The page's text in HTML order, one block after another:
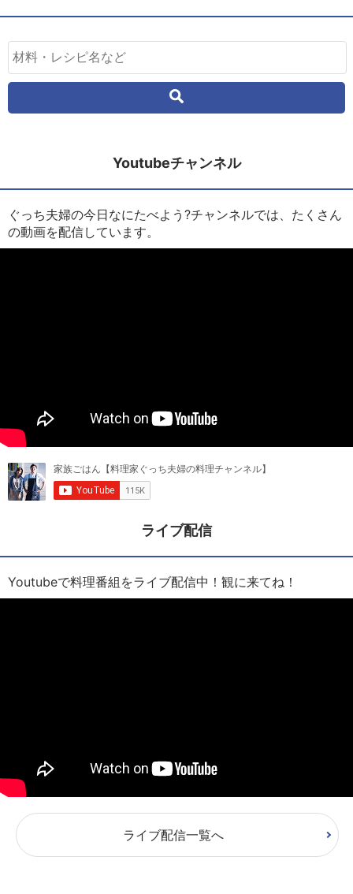
Youtubeチャンネル
ぐっち夫婦の今日なにたべよう?チャンネルでは、たくさん
の動画を配信しています。
ライブ配信
Youtubeで料理番組をライブ配信中！観に来てね！
ライブ配信一覧へ